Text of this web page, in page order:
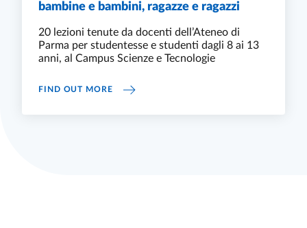
bambine e bambini, ragazze e ragazzi
20 lezioni tenute da docenti dell’Ateneo di
Parma per studentesse e studenti dagli 8 ai 13
anni, al Campus Scienze e Tecnologie
FIND OUT MOREFINO AL 7 DICEMBRE “UNIJUNIOR PARMA